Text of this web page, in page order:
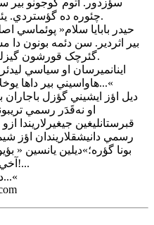
چئوره ده گؤستردي. يئني‌دن آنلام قازاندي. دئپرم ياشاتدي.
بير اثردير. سن دئمه بونون دا
گئرچک قورشون گيزله‌نيب قاليرميش يامان گون اوچون.
اينانميرسان او سياسي
هاواسيني بير داها يوخلا »من سنين تک داغا سالديم نَفَسي...«
ديل اؤز ايشيني گؤزل باجاران
او نه‌قَدَر رسمي
قبرستانليغين جيغيرلاريندا
رسمي دانيشقلاريندان اؤز
بونا گؤره؛»ديلين يانسين «
آخي ديل يانديراندير!...آخي ديل يانان‌دير!...
»ديلينه قوربان اولاييم ائليم هئي‌ي‌ي...«